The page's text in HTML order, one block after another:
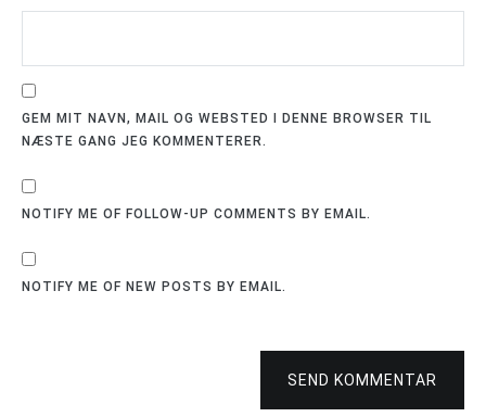
GEM MIT NAVN, MAIL OG WEBSTED I DENNE BROWSER TIL
NÆSTE GANG JEG KOMMENTERER.
NOTIFY ME OF FOLLOW-UP COMMENTS BY EMAIL.
NOTIFY ME OF NEW POSTS BY EMAIL.
SEND KOMMENTAR